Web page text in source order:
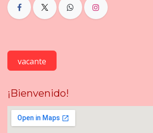
vacante
¡Bienvenido!